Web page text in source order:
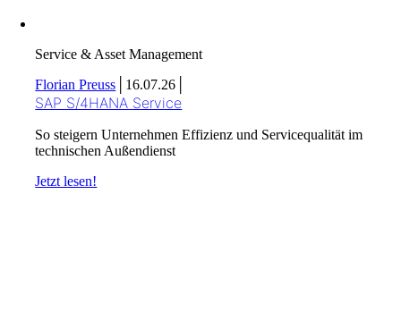
Service & Asset Management
Florian Preuss
16.07.26
SAP S/4HANA Service
So steigern Unternehmen Effizienz und Servicequalität im
technischen Außendienst
Jetzt lesen!